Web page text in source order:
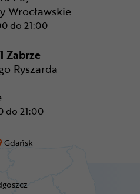
Gdańsk
Wrocławskie
do 21:00
Wrocław - CH Aleja
Zabrze
Ryszarda
do 21:00
Zabrze - M1 Zabrze